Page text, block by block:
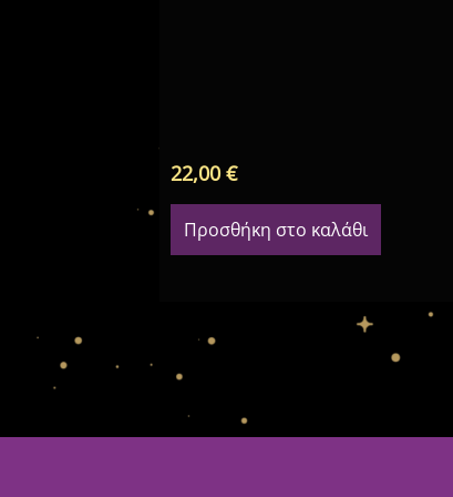
22,00€
Προσθήκη στο καλάθι